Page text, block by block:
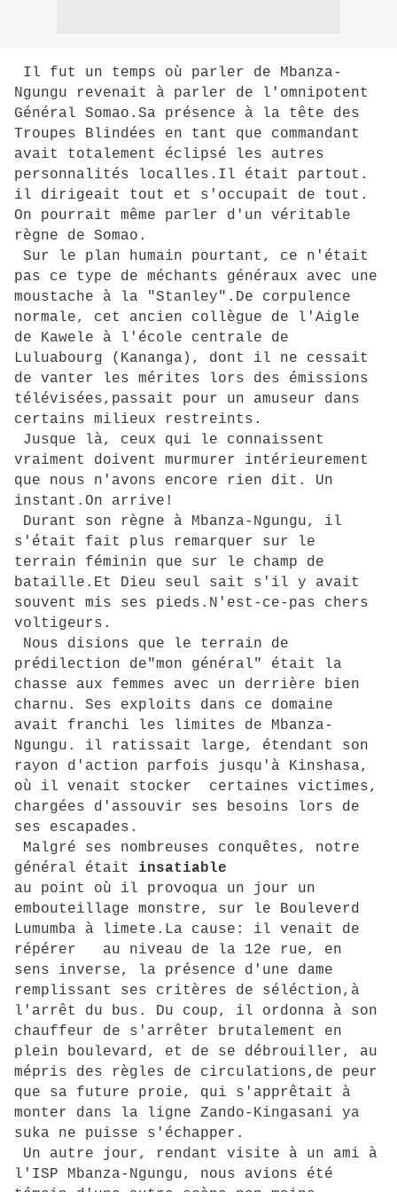
Il fut un temps où parler de Mbanza-
Ngungu revenait à parler de l'omnipotent
Général Somao.Sa présence à la tête des
Troupes Blindées en tant que commandant
avait totalement éclipsé les autres
personnalités localles.Il était partout.
il dirigeait tout et s'occupait de tout.
On pourrait même parler d'un véritable
règne de Somao.
Sur le plan humain pourtant, ce n'était
pas ce type de méchants généraux avec une
moustache à la "Stanley".De corpulence
normale, cet ancien collègue de l'Aigle
de Kawele à l'école centrale de
Luluabourg (Kananga), dont il ne cessait
de vanter les mérites lors des émissions
télévisées,passait pour un amuseur dans
certains milieux restreints.
Jusque là, ceux qui le connaissent
vraiment doivent murmurer intérieurement
que nous n'avons encore rien dit. Un
instant.On arrive!
Durant son règne à Mbanza-Ngungu, il
s'était fait plus remarquer sur le
terrain féminin que sur le champ de
bataille.Et Dieu seul sait s'il y avait
souvent mis ses pieds.N'est-ce-pas chers
voltigeurs.
Nous disions que le terrain de
prédilection de"mon général" était la
chasse aux femmes avec un derrière bien
charnu. Ses exploits dans ce domaine
avait franchi les limites de Mbanza-
Ngungu. il ratissait large, étendant son
rayon d'action parfois jusqu'à Kinshasa,
où il venait stocker certaines victimes,
chargées d'assouvir ses besoins lors de
ses escapades.
Malgré ses nombreuses conquêtes, notre
général était insatiable
au point où il provoqua un jour un
embouteillage monstre, sur le Bouleverd
Lumumba à limete.La cause: il venait de
répérer au niveau de la 12e rue, en
sens inverse, la présence d'une dame
remplissant ses critères de séléction,à
l'arrêt du bus. Du coup, il ordonna à son
chauffeur de s'arrêter brutalement en
plein boulevard, et de se débrouiller, au
mépris des règles de circulations,de peur
que sa future proie, qui s'apprêtait à
monter dans la ligne Zando-Kingasani ya
suka ne puisse s'échapper.
Un autre jour, rendant visite à un ami à
l'ISP Mbanza-Ngungu, nous avions été